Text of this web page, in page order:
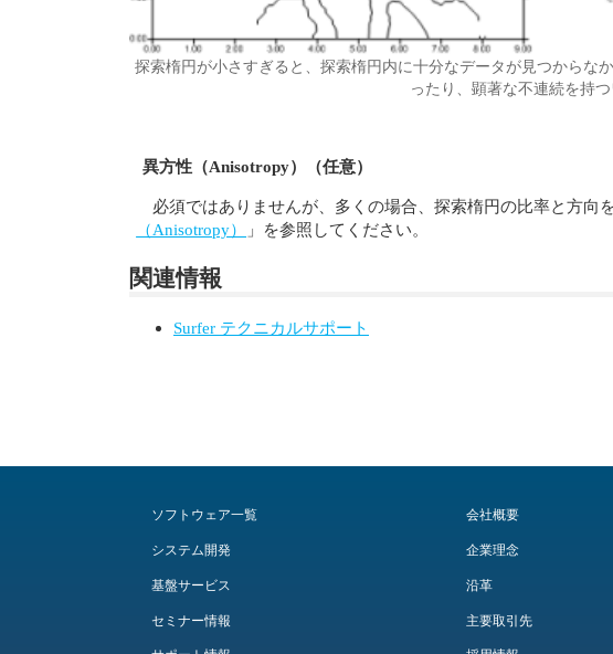
探索楕円が小さすぎると、探索楕円内に十分なデータが見つからな
ったり、顕著な不連続を持
異方性（Anisotropy）（任意）
必須ではありませんが、多くの場合、探索楕円の比率と方
（Anisotropy）
」を参照してください。
関連情報
Surfer テクニカルサポート
ソフトウェア一覧
システム開発
基盤サービス
セミナー情報
会社概要
企業理念
沿革
主要取引先